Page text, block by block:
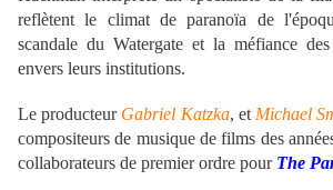
reflètent le climat de paranoïa de
scandale du Watergate et la méfiance
envers leurs institutions.
Le producteur Gabriel Katzka, et Michael
compositeurs de musique de films des
collaborateurs de premier ordre pour The